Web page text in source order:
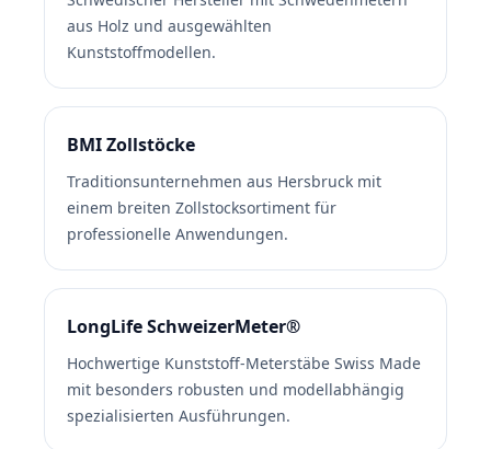
aus Holz und ausgewählten
Kunststoffmodellen.
BMI Zollstöcke
Traditionsunternehmen aus Hersbruck mit
einem breiten Zollstocksortiment für
professionelle Anwendungen.
LongLife SchweizerMeter®
Hochwertige Kunststoff-Meterstäbe Swiss Made
mit besonders robusten und modellabhängig
spezialisierten Ausführungen.